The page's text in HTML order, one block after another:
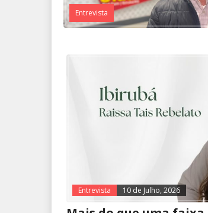
Entrevista
Entrevista 10 de Julho, 2026